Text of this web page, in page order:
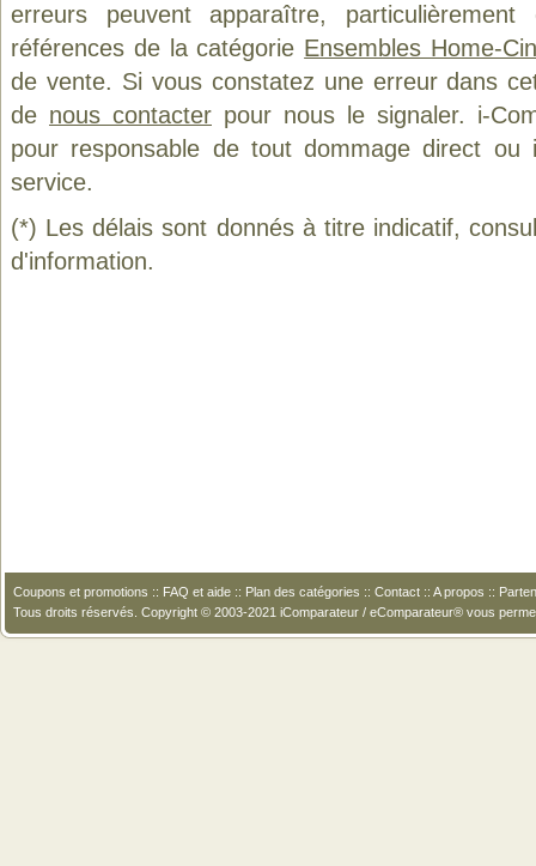
erreurs peuvent apparaître,
références de la catégorie Ensembles Home-
de vente. Si vous constatez une erreur dans
de nous contacter pour nous le signaler. i-
pour responsable de tout dommage direct
service.
(*) Les délais sont donnés à titre indicatif,
d'information.
Coupons et promotions :: FAQ et aide :: Plan des catégories :: Contact :: A propos ::
Tous droits réservés. Copyright © 2003-2021 iComparateur / eComparateur® vous